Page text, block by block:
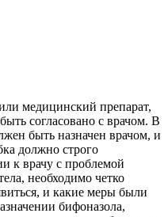
медицинский препарат,
согласовано с врачом. В
быть назначен врачом, и
должно строго
к врачу с проблемой
необходимо четко
и какие меры были
бифоназола,